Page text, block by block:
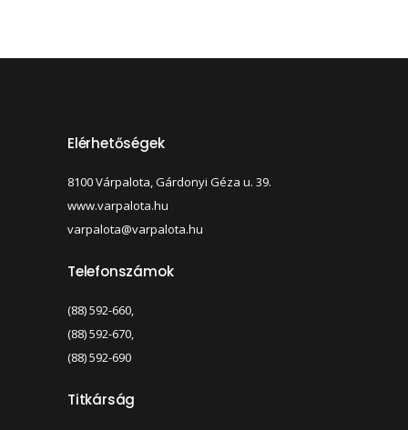
Elérhetőségek
8100 Várpalota, Gárdonyi Géza u. 39.
www.varpalota.hu
varpalota@varpalota.hu
Telefonszámok
(88) 592-660,
(88) 592-670,
(88) 592-690
Titkárság